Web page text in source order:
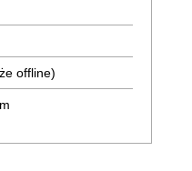
offline)